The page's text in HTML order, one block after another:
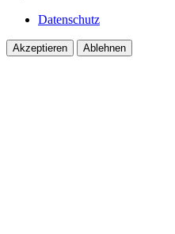
Datenschutz
Akzeptieren Ablehnen